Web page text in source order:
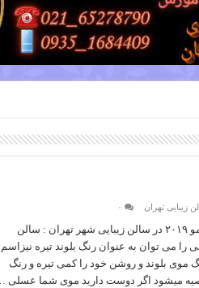
زیبایی تهران ۰
رنگ مو ۲۰۱۹ رنگ مو ۲۰۱۹ در سالن زیبایی شهر تهران : سالن
را می توان به عنوان رنگ بلوند تیره نیزاسم
موی بلوند و روشن خود را کمی تیره و رنگ
میشود اگر دوست دارید موی شما عسلی …